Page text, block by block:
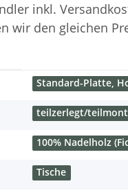
inkl.
wir den gleichen
Standard-Platte,
teilzerlegt/
100% Nadelholz
Tische